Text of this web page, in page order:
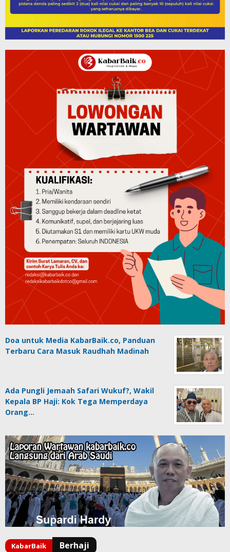
Doa untuk Media KabarBaik.co, Panduan
Terbaru Cara Masuk Raudhah Madinah
Ada Pungli Jemaah Safari Wukuf?, Wakil
Kepala BP Haji: Kok Tega Memperdaya
Orang…